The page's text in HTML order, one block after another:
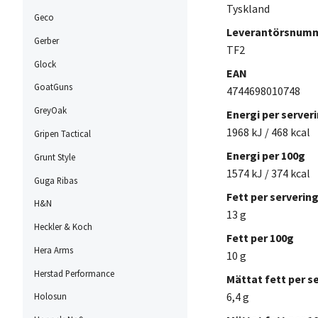
Geco
Gerber
Glock
GoatGuns
GreyOak
Gripen Tactical
Grunt Style
Guga Ribas
H&N
Heckler & Koch
Hera Arms
Herstad Performance
Holosun
Tyskland
TF2
EAN
4744698010748
Energi per
1968 kJ / 468 kcal
Energi per 100g
1574 kJ / 374 kcal
Fett per servering
13 g
Fett per 100g
10 g
Mättat fett per
6,4 g